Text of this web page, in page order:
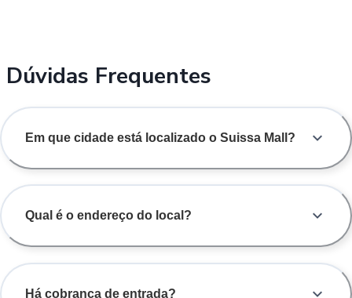
Dúvidas Frequentes
Em que cidade está localizado o Suissa Mall?
Qual é o endereço do local?
Há cobrança de entrada?